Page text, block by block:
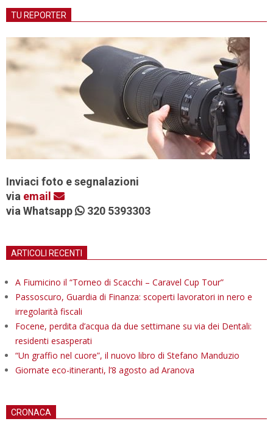
TU REPORTER
Inviaci foto e segnalazioni
via email
via Whatsapp
320 5393303
ARTICOLI RECENTI
A Fiumicino il “Torneo di Scacchi – Caravel Cup Tour”
Passoscuro, Guardia di Finanza: scoperti lavoratori in nero e
irregolarità fiscali
Focene, perdita d’acqua da due settimane su via dei Dentali:
residenti esasperati
“Un graffio nel cuore”, il nuovo libro di Stefano Manduzio
Giornate eco-itineranti, l’8 agosto ad Aranova
CRONACA